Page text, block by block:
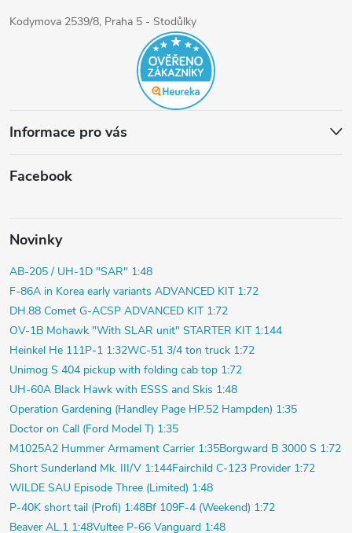
Kodymova 2539/8, Praha 5 - Stodůlky
Informace pro vás
Facebook
Novinky
AB-205 / UH-1D "SAR" 1:48
F-86A in Korea early variants ADVANCED KIT 1:72
DH.88 Comet G-ACSP ADVANCED KIT 1:72
OV-1B Mohawk "With SLAR unit" STARTER KIT 1:144
Heinkel He 111P-1 1:32WC-51 3/4 ton truck 1:72
Unimog S 404 pickup with folding cab top 1:72
UH-60A Black Hawk with ESSS and Skis 1:48
Operation Gardening (Handley Page HP.52 Hampden) 1:35
Doctor on Call (Ford Model T) 1:35
M1025A2 Hummer Armament Carrier 1:35Borgward B 3000 S 1:72
Short Sunderland Mk. III/V 1:144Fairchild C-123 Provider 1:72
WILDE SAU Episode Three (Limited) 1:48
P-40K short tail (Profi) 1:48Bf 109F-4 (Weekend) 1:72
Beaver AL.1 1:48Vultee P-66 Vanguard 1:48